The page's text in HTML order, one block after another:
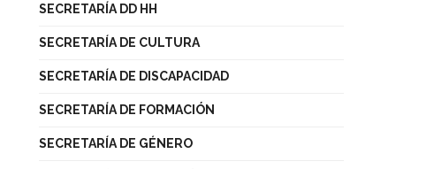
SECRETARÍA DD HH
SECRETARÍA DE CULTURA
SECRETARÍA DE DISCAPACIDAD
SECRETARÍA DE FORMACIÓN
SECRETARÍA DE GÉNERO